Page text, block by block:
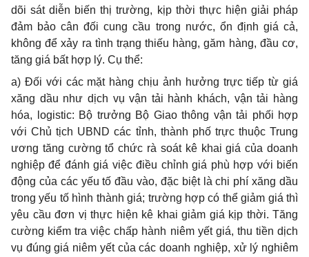
dõi sát diễn biến thị trường, kịp thời thực hiện giải pháp
đảm bảo cân đối cung cầu trong nước, ổn định giá cả,
không để xảy ra tình trạng thiếu hàng, găm hàng, đầu cơ,
tăng giá bất hợp lý. Cụ thể:
a) Đối với các mặt hàng chịu ảnh hưởng trực tiếp từ giá
xăng dầu như dịch vụ vận tải hành khách, vận tải hàng
hóa, logistic: Bộ trưởng Bộ Giao thông vận tải phối hợp
với Chủ tịch UBND các tỉnh, thành phố trực thuộc Trung
ương tăng cường tổ chức rà soát kê khai giá của doanh
nghiệp để đánh giá việc điều chỉnh giá phù hợp với biến
động của các yếu tố đầu vào, đặc biệt là chi phí xăng dầu
trong yếu tố hình thành giá; trường hợp có thể giảm giá thì
yêu cầu đơn vị thực hiện kê khai giảm giá kịp thời. Tăng
cường kiểm tra việc chấp hành niêm yết giá, thu tiền dịch
vụ đúnggiá niêm yết của các doanh nghiệp, xử lý nghiêm